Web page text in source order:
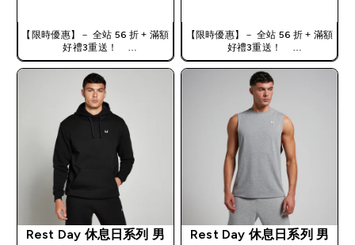
【限時優惠】－ 全站 56 折 + 滿額
好禮3重送！
使用優惠碼，獲得額外折扣：
TW56
【限時優惠】－ 全站 56 折 + 滿額
好禮3重送！
使用優惠碼，獲得額外折扣：
TW56
Rest Day 休息日系列 男
Rest Day 休息日系列 男